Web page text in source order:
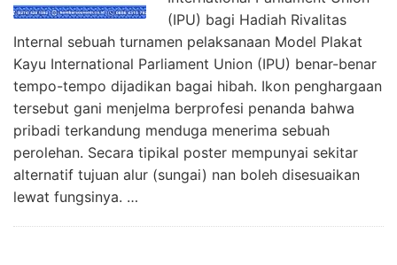
(IPU) bagi Hadiah Rivalitas
Internal sebuah turnamen pelaksanaan Model Plakat
Kayu International Parliament Union (IPU) benar-benar
tempo-tempo dijadikan bagai hibah. Ikon penghargaan
tersebut gani menjelma berprofesi penanda bahwa
pribadi terkandung menduga menerima sebuah
perolehan. Secara tipikal poster mempunyai sekitar
alternatif tujuan alur (sungai) nan boleh disesuaikan
lewat fungsinya. …